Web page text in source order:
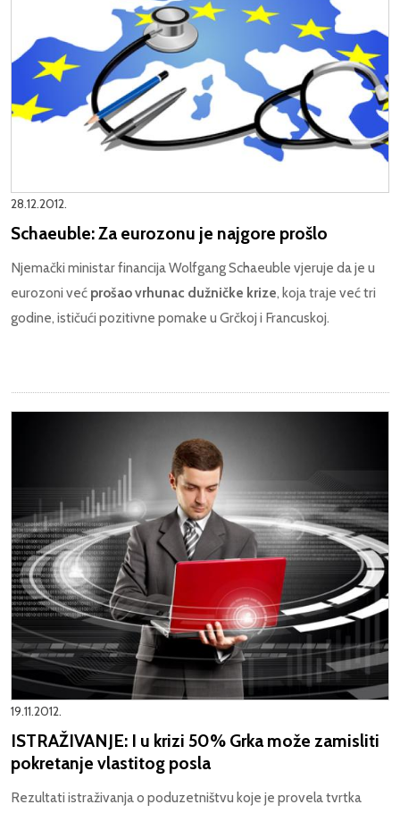
28.12.2012.
Schaeuble: Za eurozonu je najgore prošlo
Njemački ministar financija Wolfgang Schaeuble vjeruje da je u
eurozoni već prošao vrhunac dužničke krize, koja traje već tri
godine, ističući pozitivne pomake u Grčkoj i Francuskoj.
19.11.2012.
ISTRAŽIVANJE: I u krizi 50% Grka može zamisliti
pokretanje vlastitog posla
Rezultati istraživanja o poduzetništvu koje je provela tvrtka